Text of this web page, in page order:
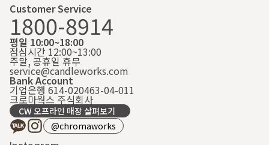
Customer Service
1800-8914
평일 10:00~18:00
점심시간 12:00~13:00
주말, 공휴일 휴무
service@candleworks.com
Bank Account
기업은행 614-020463-04-011
크로마웍스 주식회사
CW 오프라인 매장 살펴보기
@chromaworks